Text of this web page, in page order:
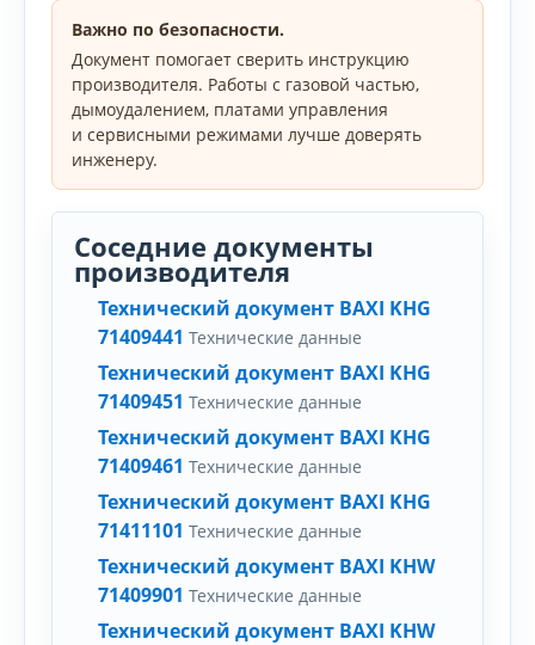
Важно по безопасности.
Документ помогает сверить инструкцию
производителя. Работы с газовой частью,
дымоудалением, платами управления
и сервисными режимами лучше доверять
инженеру.
Соседние документы
производителя
Технический документ BAXI KHG
71409441 Технические данные
Технический документ BAXI KHG
71409451 Технические данные
Технический документ BAXI KHG
71409461 Технические данные
Технический документ BAXI KHG
71411101 Технические данные
Технический документ BAXI KHW
71409901 Технические данные
Технический документ BAXI KHW